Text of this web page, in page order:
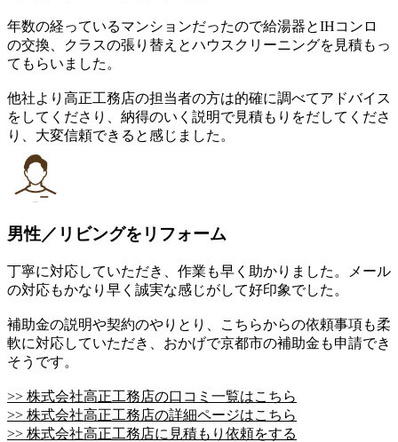
年数の経っているマンションだったので給湯器とIHコンロ
の交換、クラスの張り替えとハウスクリーニングを見積もっ
てもらいました。
他社より高正工務店の担当者の方は的確に調べてアドバイス
をしてくださり、納得のいく説明で見積もりをだしてくださ
り、大変信頼できると感じました。
男性／リビングをリフォーム
丁寧に対応していただき、作業も早く助かりました。メール
の対応もかなり早く誠実な感じがして好印象でした。
補助金の説明や契約のやりとり、こちらからの依頼事項も柔
軟に対応していただき、おかげで京都市の補助金も申請でき
そうです。
>> 株式会社高正工務店の口コミ一覧はこちら
>> 株式会社高正工務店の詳細ページはこちら
>> 株式会社高正工務店に見積もり依頼をする